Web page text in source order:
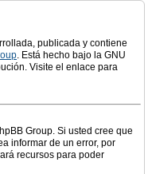
publicada y contiene
. Está hecho bajo la GNU
Visite el enlace para
Group. Si usted cree que
informar de un error, por
recursos para poder